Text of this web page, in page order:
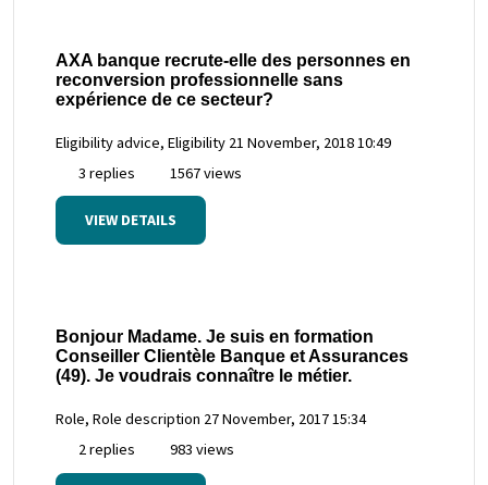
AXA banque recrute-elle des personnes en
reconversion professionnelle sans
expérience de ce secteur?
Eligibility advice, Eligibility 21 November, 2018 10:49
3 replies
1567 views
VIEW DETAILS
Bonjour Madame. Je suis en formation
Conseiller Clientèle Banque et Assurances
(49). Je voudrais connaître le métier.
Role, Role description 27 November, 2017 15:34
2 replies
983 views